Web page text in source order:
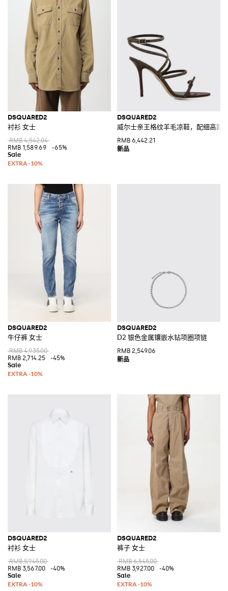
DSQUARED2
衬衫 女士
RMB 4,542.04
RMB 1,589.69
-65%
DSQUARED2
威尔士亲王格纹羊毛凉鞋，配细高跟
RMB 6,442.21
DSQUARED2
牛仔裤 女士
RMB 4,935.00
RMB 2,714.25
-45%
DSQUARED2
D2 银色金属镶嵌水钻项圈项链
RMB 2,549.06
DSQUARED2
衬衫 女士
RMB 5,945.00
RMB 3,567.00
-40%
DSQUARED2
裤子 女士
RMB 6,545.00
RMB 3,927.00
-40%